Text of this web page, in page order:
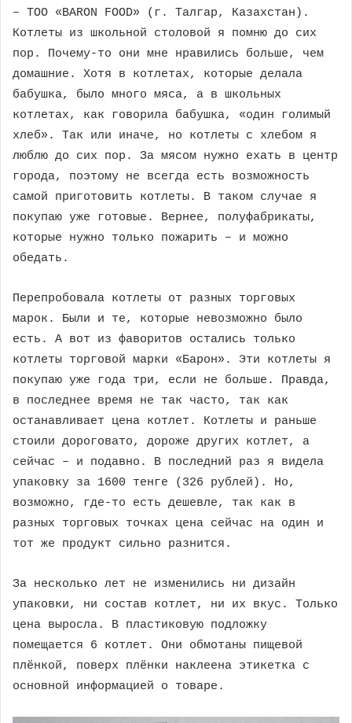
– ТОО «BARON FOOD» (г. Талгар, Казахстан).
Котлеты из школьной столовой я помню до сих
пор. Почему-то они мне нравились больше, чем
домашние. Хотя в котлетах, которые делала
бабушка, было много мяса, а в школьных
котлетах, как говорила бабушка, «один голимый
хлеб». Так или иначе, но котлеты с хлебом я
люблю до сих пор. За мясом нужно ехать в центр
города, поэтому не всегда есть возможность
самой приготовить котлеты. В таком случае я
покупаю уже готовые. Вернее, полуфабрикаты,
которые нужно только пожарить – и можно
обедать.
Перепробовала котлеты от разных торговых
марок. Были и те, которые невозможно было
есть. А вот из фаворитов остались только
котлеты торговой марки «Барон». Эти котлеты я
покупаю уже года три, если не больше. Правда,
в последнее время не так часто, так как
останавливает цена котлет. Котлеты и раньше
стоили дороговато, дороже других котлет, а
сейчас – и подавно. В последний раз я видела
упаковку за 1600 тенге (326 рублей). Но,
возможно, где-то есть дешевле, так как в
разных торговых точках цена сейчас на один и
тот же продукт сильно разнится.
За несколько лет не изменились ни дизайн
упаковки, ни состав котлет, ни их вкус. Только
цена выросла. В пластиковую подложку
помещается 6 котлет. Они обмотаны пищевой
плёнкой, поверх плёнки наклеена этикетка с
основной информацией о товаре.